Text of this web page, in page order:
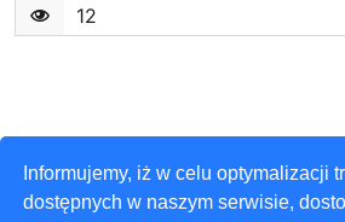
Informujemy, iż w celu optymalizacji
dostępnych w naszym serwisie,
12